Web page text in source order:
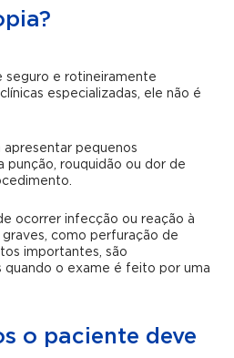
seguro e rotineiramente
especializadas, ele não é
pequenos
punção, rouquidão ou dor de
ocorrer infecção ou reação à
como perfuração de
importantes, são
quando o exame é feito por uma
o paciente deve